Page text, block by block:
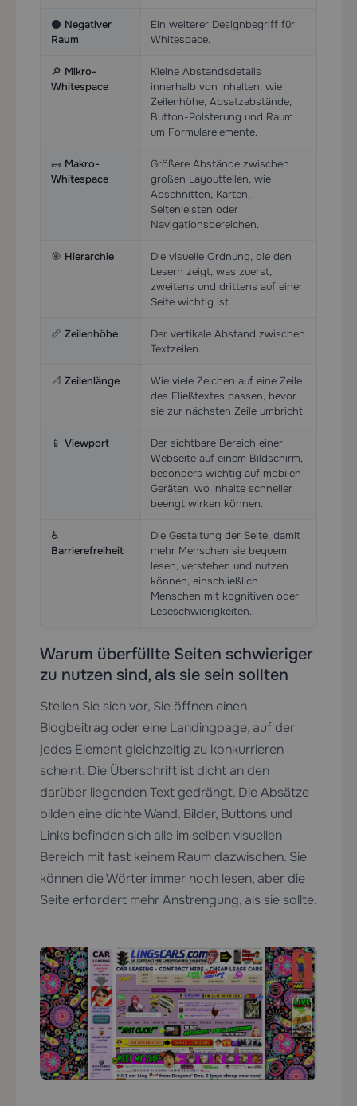
⚫ Negativer
Raum
Ein weiterer Designbegriff für
Whitespace.
🔎 Mikro-
Whitespace
Kleine Abstandsdetails
innerhalb von Inhalten, wie
Zeilenhöhe, Absatzabstände,
Button-Polsterung und Raum
um Formularelemente.
🧱 Makro-
Whitespace
Größere Abstände zwischen
großen Layoutteilen, wie
Abschnitten, Karten,
Seitenleisten oder
Navigationsbereichen.
🎯 Hierarchie
Die visuelle Ordnung, die den
Lesern zeigt, was zuerst,
zweitens und drittens auf einer
Seite wichtig ist.
📏 Zeilenhöhe
Der vertikale Abstand zwischen
Textzeilen.
📐 Zeilenlänge
Wie viele Zeichen auf eine Zeile
des Fließtextes passen, bevor
sie zur nächsten Zeile umbricht.
📱 Viewport
Der sichtbare Bereich einer
Webseite auf einem Bildschirm,
besonders wichtig auf mobilen
Geräten, wo Inhalte schneller
beengt wirken können.
♿
Barrierefreiheit
Die Gestaltung der Seite, damit
mehr Menschen sie bequem
lesen, verstehen und nutzen
können, einschließlich
Menschen mit kognitiven oder
Leseschwierigkeiten.
Warum überfüllte Seiten schwieriger
zu nutzen sind, als sie sein sollten
Stellen Sie sich vor, Sie öffnen einen
Blogbeitrag oder eine Landingpage, auf der
jedes Element gleichzeitig zu konkurrieren
scheint. Die Überschrift ist dicht an den
darüber liegenden Text gedrängt. Die Absätze
bilden eine dichte Wand. Bilder, Buttons und
Links befinden sich alle im selben visuellen
Bereich mit fast keinem Raum dazwischen. Sie
können die Wörter immer noch lesen, aber die
Seite erfordert mehr Anstrengung, als sie sollte.